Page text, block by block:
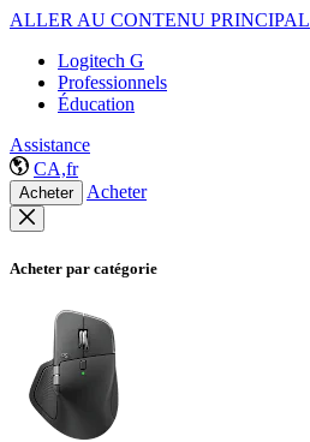
ALLER AU CONTENU PRINCIPAL
Logitech G
Professionnels
Éducation
Assistance
CA,fr
Acheter Acheter
Acheter par catégorie